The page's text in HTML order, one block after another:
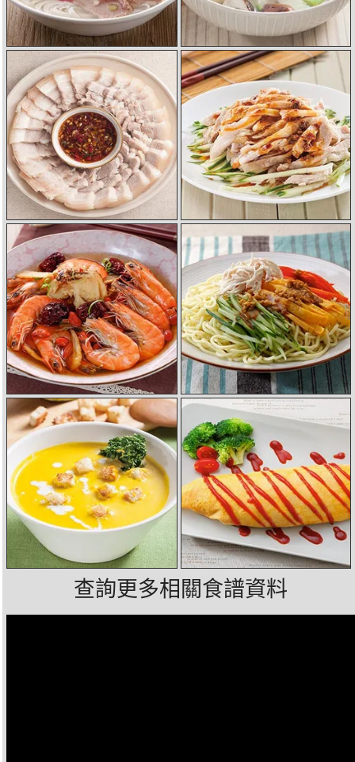
查詢更多相關食譜資料